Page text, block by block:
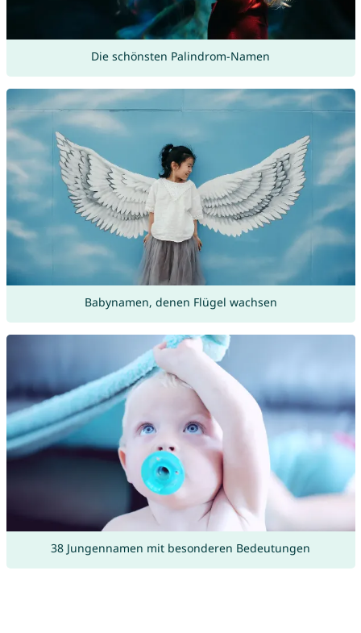
Die schönsten Palindrom-Namen
Babynamen, denen Flügel wachsen
38 Jungennamen mit besonderen Bedeutungen